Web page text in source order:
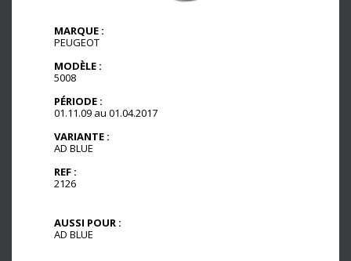
MARQUE :
PEUGEOT
MODÈLE :
5008
PÉRIODE :
01.11.09 au 01.04.2017
VARIANTE :
AD BLUE
REF :
2126
AUSSI POUR :
AD BLUE